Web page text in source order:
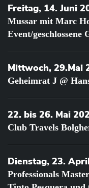
Freitag, 14. Juni
Mussar mit Marc
Event/geschlossene
Mittwoch, 29.Mai
Geheimrat J @
22. bis 26. Mai
Club Travels
Dienstag, 23.
Professionals